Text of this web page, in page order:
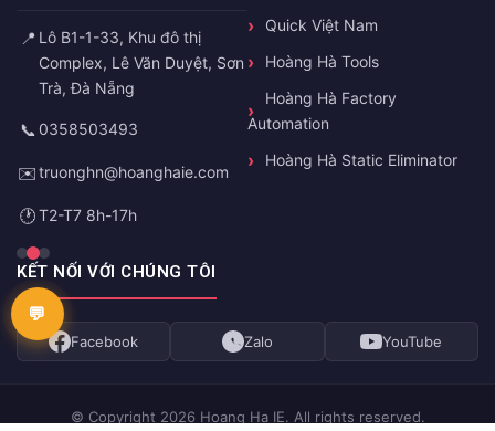
📍 Lô B1-1-33, Khu đô thị
Complex, Lê Văn Duyệt, Sơn
Trà, Đà Nẵng
📞 0358503493
✉️truonghn@hoanghaie.com
🕐T2-T7 8h-17h
Quick Việt Nam
Hoàng Hà Tools
Hoàng Hà Factory
Automation
Hoàng Hà Static Eliminator
KẾT NỐI VỚI CHÚNG TÔI
Facebook Zalo YouTube
© Copyright 2026 Hoang Ha IE. All rights reserved.